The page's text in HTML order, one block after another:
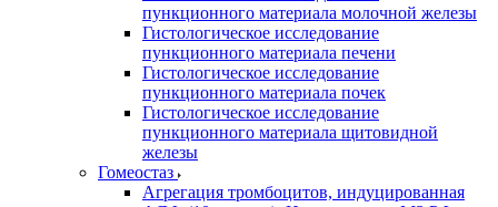
пункционного материала молочной железы
Гистологическое исследование
пункционного материала печени
Гистологическое исследование
пункционного материала почек
Гистологическое исследование
пункционного материала щитовидной
железы
Гомеостаз
Агрегация тромбоцитов, индуцированная